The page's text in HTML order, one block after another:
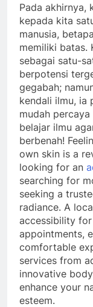
Pada akhirnya,
kepada kita
manusia,
memiliki batas.
sebagai satu-
berpotensi
gegabah;
kendali ilmu, ia
mudah
belajar ilmu
berbenah!
own skin is a
looking for an
searching for
seeking a
radiance. A
accessibility
appointments,
comfortable
services from
innovative
enhance your
esteem.